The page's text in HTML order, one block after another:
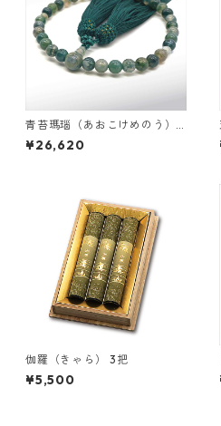
青苔瑪瑙（あおこけめのう）
共仕立 弥勒房
¥26,620
伽羅（きゃら） 3把
¥5,500